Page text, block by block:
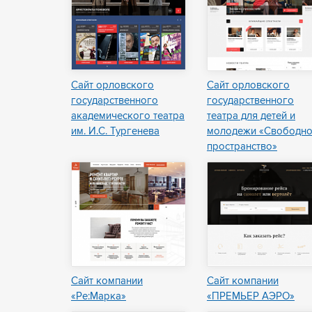
Сайт орловского
государственного
академического театра
им. И.С. Тургенева
Сайт орловского
государственного
театра для детей и
молодежи
пространство»
Сайт компании
«Ре:Марка»
Сайт компании
«ПРЕМЬЕР АЭРО»